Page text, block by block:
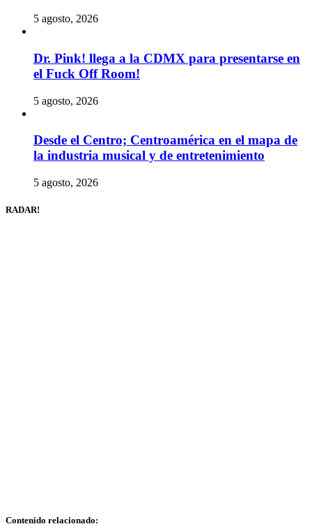
5 agosto, 2026
Dr. Pink! llega a la CDMX para presentarse en
el Fuck Off Room!
5 agosto, 2026
Desde el Centro; Centroamérica en el mapa de
la industria musical y de entretenimiento
5 agosto, 2026
RADAR!
Contenido relacionado: